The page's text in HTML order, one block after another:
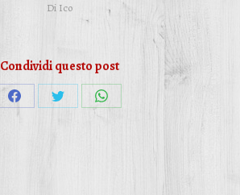
Di Ico
Condividi questo post
CondividiCondividiCondividi